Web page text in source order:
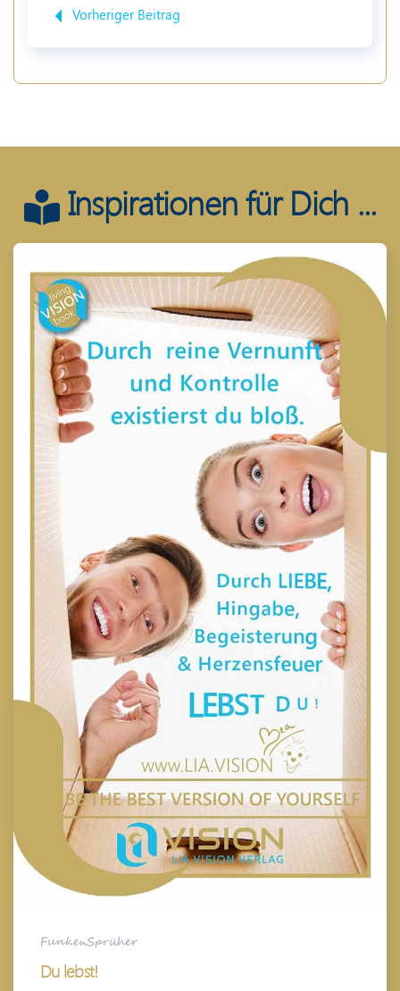
Vorheriger Beitrag
Inspirationen für Dich ...
FunkenSprüher
Du lebst!